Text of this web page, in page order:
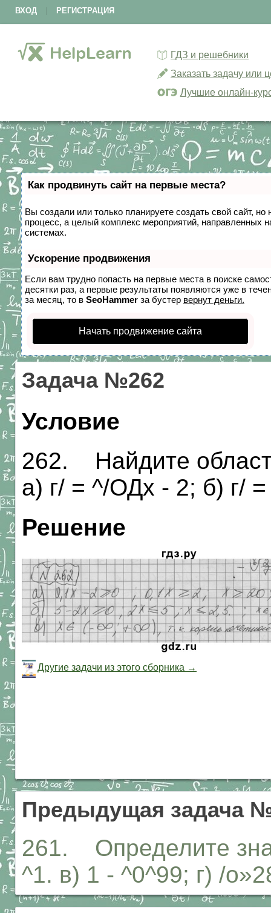
ВХОД РЕГИСТРАЦИЯ
ГДЗ и решебники
Заказать задачу или
Лучшие онлайн-
Как продвинуть сайт на первые места?
Вы создали или только планируете создать свой сайт,
процесс, а целый комплекс мероприятий, направленных
системах.
Ускорение продвижения
Если вам трудно попасть на первые места в поиске
десятки раз, а первые результаты появляются уже в
за месяц, то в SeoHammer за бустер вернут деньги.
Начать продвижение сайта
Задача №262
Условие
262. Найдите
а) г/ = ^/ОДх - 2; б) г/
Решение
Другие задачи из этого сборника →
Предыдущая задача
261. Определите
^1. в) 1 - ^0^99; г) /